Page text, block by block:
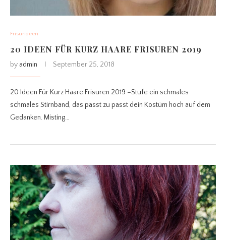
Frisurideen
20 IDEEN FÜR KURZ HAARE FRISUREN 2019
by admin September 25, 2018
20 Ideen Für Kurz Haare Frisuren 2019 –Stufe ein schmales
schmales Stirnband, das passt zu passt dein Kostüm hoch auf dem
Gedanken. Misting…